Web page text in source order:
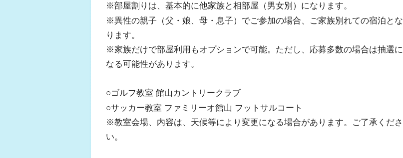
※部屋割りは、基本的に他家族と相部屋（男女別）になります。
※異性の親子（父・娘、母・息子）でご参加の場合、ご家族別れての宿泊とな
ります。
※家族だけで部屋利用もオプションで可能。ただし、応募多数の場合は抽選に
なる可能性があります。
○ゴルフ教室 館山カントリークラブ
○サッカー教室 ファミリーオ館山 フットサルコート
※教室会場、内容は、天候等により変更になる場合があります。ご了承くださ
い。
ジュニアレッグリカバリー